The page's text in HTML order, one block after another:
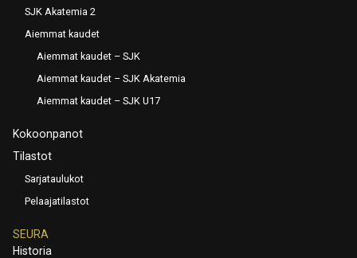
SJK Akatemia 2
Aiemmat kaudet
Aiemmat kaudet – SJK
Aiemmat kaudet – SJK Akatemia
Aiemmat kaudet – SJK U17
Kokoonpanot
Tilastot
Sarjataulukot
Pelaajatilastot
SEURA
Historia